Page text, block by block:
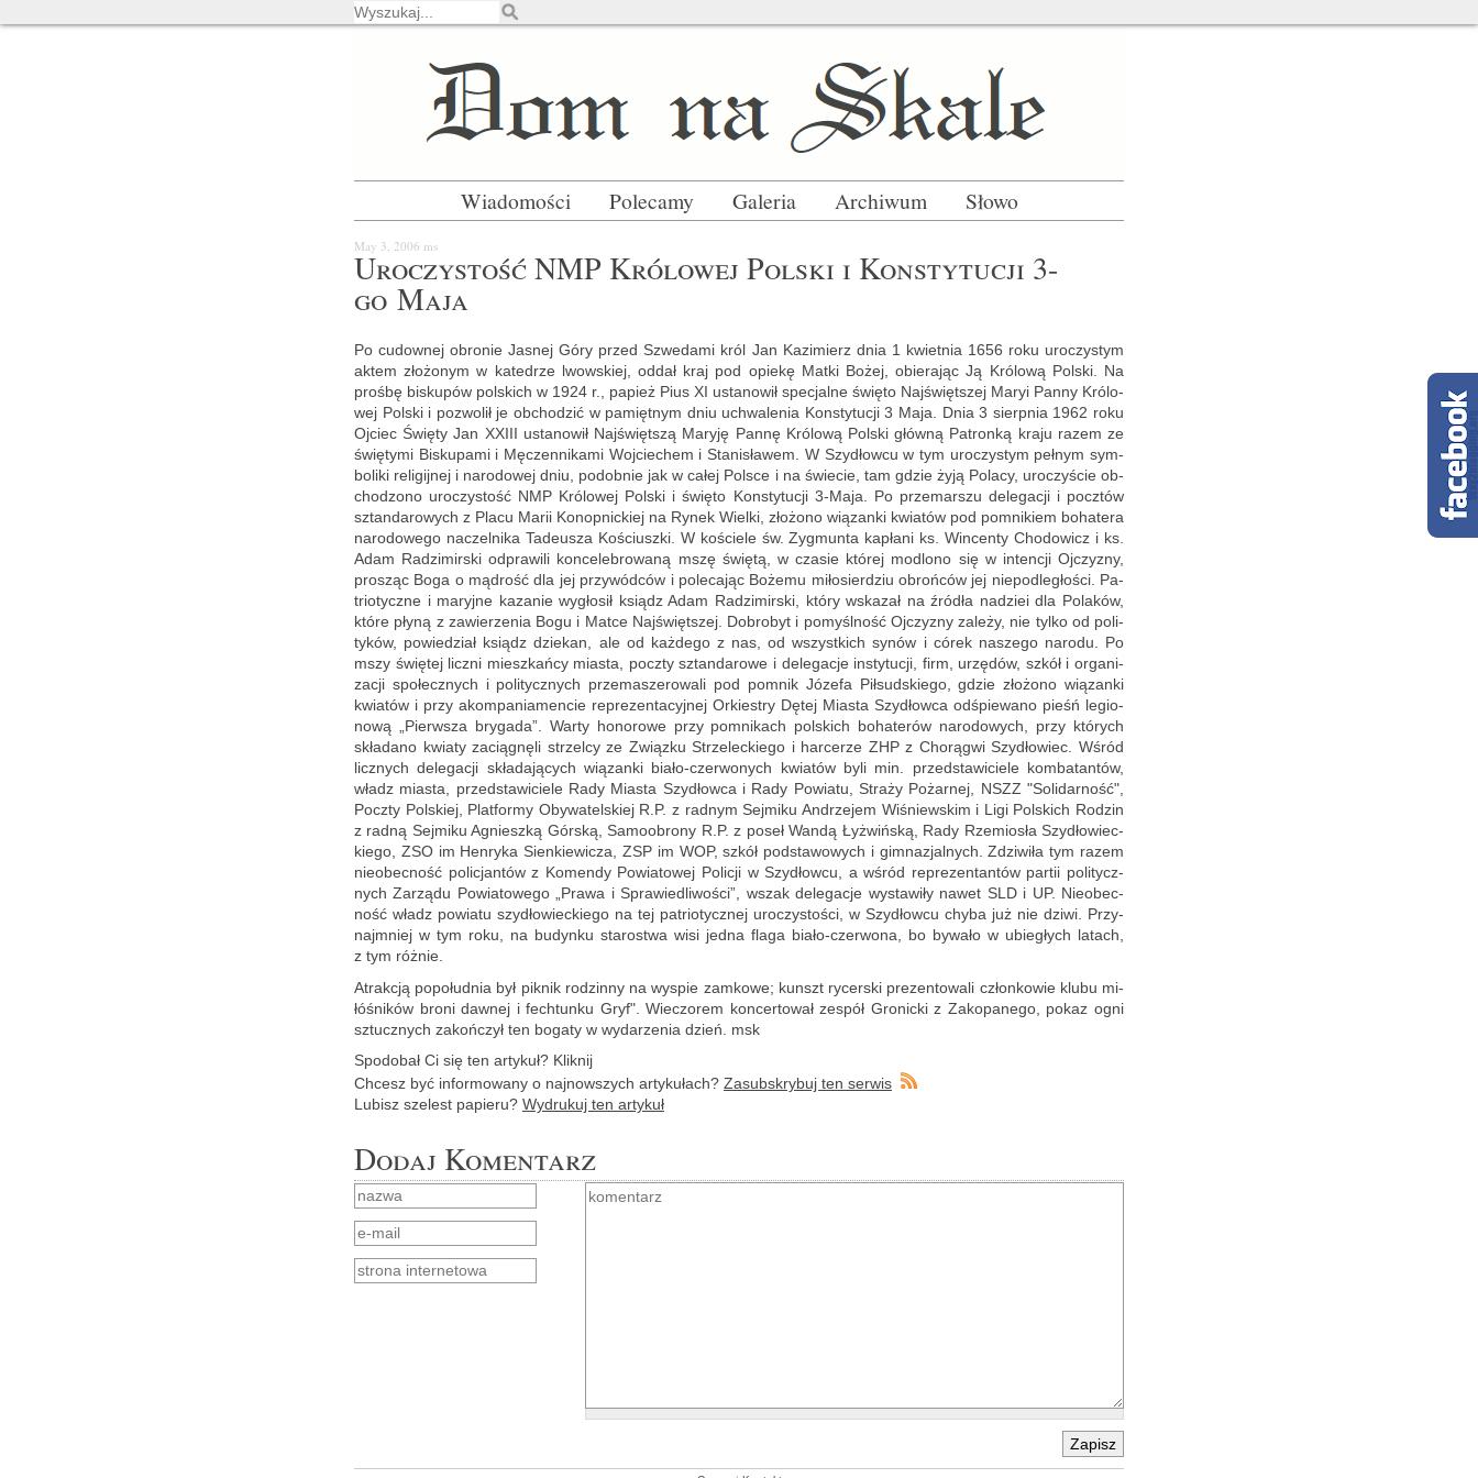
Wiadomości Polecamy Galeria Archiwum Słowo
May 3, 2006 ms
Uro­czy­stość NMP Kró­lo­wej Pol­ski i Kon­sty­tu­cji 3-
go Maja
Po cu­dow­nej obro­nie Ja­snej Góry przed Szwe­da­mi król Jan Ka­zi­mierz dnia 1 kwiet­nia 1656 roku uro­czy­stym
aktem zło­żo­nym w ka­te­drze lwow­skiej, oddał kraj pod opie­kę Matki Bożej, obie­ra­jąc Ją Kró­lo­wą Pol­ski. Na
proś­bę bi­sku­pów pol­skich w 1924 r., pa­pież Pius XI usta­no­wił spe­cjal­ne świę­to Naj­święt­szej Maryi Panny Kró­lo­
wej Pol­ski i po­zwo­lił je ob­cho­dzić w pa­mięt­nym dniu uchwa­le­nia Kon­sty­tu­cji 3 Maja. Dnia 3 sierp­nia 1962 roku
Oj­ciec Świę­ty Jan XXIII usta­no­wił Naj­święt­szą Ma­ry­ję Pannę Kró­lo­wą Pol­ski głów­ną Pa­tron­ką kraju razem ze
świę­ty­mi Bi­sku­pa­mi i Mę­czen­ni­ka­mi Woj­cie­chem i Sta­ni­sła­wem. W Szy­dłow­cu w tym uro­czy­stym peł­nym sym­
bo­li­ki re­li­gij­nej i na­ro­do­wej dniu, po­dob­nie jak w całej Pol­sce i na świe­cie, tam gdzie żyją Po­la­cy, uro­czy­ście ob­
cho­dzo­no uro­czy­stość NMP Kró­lo­wej Pol­ski i świę­to Kon­sty­tu­cji 3-Ma­ja. Po prze­mar­szu de­le­ga­cji i pocz­tów
sztan­da­ro­wych z Placu Marii Ko­nop­nic­kiej na Rynek Wiel­ki, zło­żo­no wią­zan­ki kwia­tów pod po­mni­kiem bo­ha­te­ra
na­ro­do­we­go na­czel­ni­ka Ta­de­usza Ko­ściusz­ki. W ko­ście­le św. Zyg­mun­ta ka­pła­ni ks. Win­cen­ty Cho­do­wicz i ks.
Adam Ra­dzi­mir­ski od­pra­wi­li kon­ce­le­bro­wa­ną mszę świę­tą, w cza­sie któ­rej mo­dlo­no się w in­ten­cji Oj­czy­zny,
pro­sząc Boga o mą­drość dla jej przy­wód­ców i po­le­ca­jąc Bo­że­mu mi­ło­sier­dziu obroń­ców jej nie­pod­le­gło­ści. Pa­
trio­tycz­ne i ma­ryj­ne ka­za­nie wy­gło­sił ksiądz Adam Ra­dzi­mir­ski, który wska­zał na źró­dła na­dziei dla Po­la­ków,
które płyną z za­wie­rze­nia Bogu i Matce Naj­święt­szej. Do­bro­byt i po­myśl­ność Oj­czy­zny za­le­ży, nie tylko od po­li­
ty­ków, po­wie­dział ksiądz dzie­kan, ale od każ­de­go z nas, od wszyst­kich synów i córek na­sze­go na­ro­du. Po
mszy świę­tej licz­ni miesz­kań­cy mia­sta, pocz­ty sztan­da­ro­we i de­le­ga­cje in­sty­tu­cji, firm, urzę­dów, szkół i or­ga­ni­
za­cji spo­łecz­nych i po­li­tycz­nych prze­ma­sze­ro­wa­li pod po­mnik Jó­ze­fa Pił­sud­skie­go, gdzie zło­żo­no wią­zan­ki
kwia­tów i przy akom­pa­nia­men­cie re­pre­zen­ta­cyj­nej Or­kie­stry Dętej Mia­sta Szy­dłow­ca od­śpie­wa­no pieśń le­gio­
no­wą „Pierw­sza bry­ga­da”. Warty ho­no­ro­we przy po­mni­kach pol­skich bo­ha­te­rów na­ro­do­wych, przy któ­rych
skła­da­no kwia­ty za­cią­gnę­li strzel­cy ze Związ­ku Strze­lec­kie­go i har­ce­rze ZHP z Cho­rą­gwi Szy­dło­wiec. Wśród
licz­nych de­le­ga­cji skła­da­ją­cych wią­zan­ki bia­ło-czer­wo­nych kwia­tów byli min. przed­sta­wi­cie­le kom­ba­tan­tów,
władz mia­sta, przed­sta­wi­cie­le Rady Mia­sta Szy­dłow­ca i Rady Po­wia­tu, Stra­ży Po­żar­nej, NSZZ "So­li­dar­ność",
Pocz­ty Pol­skiej, Plat­for­my Oby­wa­tel­skiej R.P. z rad­nym Sej­mi­ku An­drze­jem Wi­śniew­skim i Ligi Pol­skich Ro­dzin
z radną Sej­mi­ku Agniesz­ką Gór­ską, Sa­mo­obro­ny R.P. z poseł Wandą Łyż­wiń­ską, Rady Rze­mio­sła Szy­dło­wiec­
kie­go, ZSO im Hen­ry­ka Sien­kie­wi­cza, ZSP im WOP, szkół pod­sta­wo­wych i gim­na­zjal­nych. Zdzi­wi­ła tym razem
nie­obec­ność po­li­cjan­tów z Ko­men­dy Po­wia­to­wej Po­li­cji w Szy­dłow­cu, a wśród re­pre­zen­tan­tów par­tii po­li­tycz­
nych Za­rzą­du Po­wia­to­we­go „Prawa i Spra­wie­dli­wo­ści”, wszak de­le­ga­cje wy­sta­wi­ły nawet SLD i UP. Nie­obec­
ność władz po­wia­tu szy­dło­wiec­kie­go na tej pa­trio­tycz­nej uro­czy­sto­ści, w Szy­dłow­cu chyba już nie dziwi. Przy­
naj­mniej w tym roku, na bu­dyn­ku sta­ro­stwa wisi jedna flaga bia­ło-czer­wo­na, bo by­wa­ło w ubie­głych la­tach,
z tym róż­nie.
Atrak­cją po­po­łu­dnia był pik­nik ro­dzin­ny na wy­spie zam­ko­we; kunszt ry­cer­ski pre­zen­to­wa­li człon­ko­wie klubu mi­
łó­śni­ków broni daw­nej i fech­tun­ku Gryf". Wie­czo­rem kon­cer­to­wał ze­spół Gro­nic­ki z Za­ko­pa­ne­go, pokaz ogni
sztucz­nych za­koń­czył ten bo­ga­ty w wy­da­rze­nia dzień. msk
Spodo­bał Ci się ten ar­ty­kuł? Klik­nij
Chcesz być in­for­mo­wa­ny o naj­now­szych ar­ty­ku­łach? Za­sub­skry­buj ten ser­wis
Lu­bisz sze­lest pa­pie­ru? Wy­dru­kuj ten ar­ty­kuł
Dodaj Komentarz